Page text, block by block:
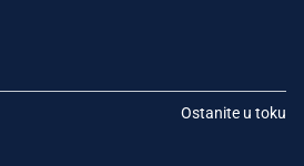
Ostanite u toku